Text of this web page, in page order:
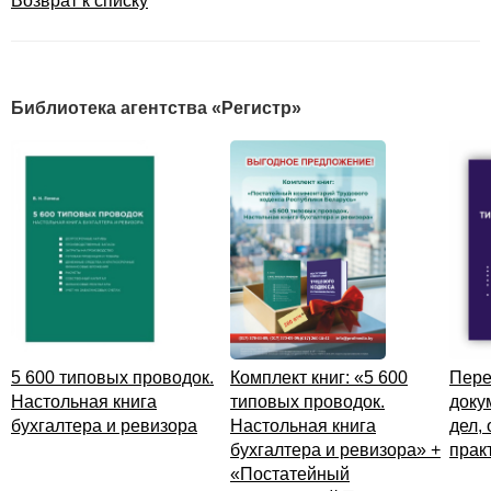
...
КРАТКОСРОЧНАЯ АРЕНДА
АРЕНДА АКТИВОВ С НИЗКОЙ СТОИМОСТЬЮ
ПРИМЕР 1.Оценка аренды с низкой стоимостью
Оценка
...
Библиотека агентства «Регистр»
5 600 типовых проводок.
Настольная книга
бухгалтера и ревизора
Комплект книг: «5 600
типовых проводок.
Настольная книга
бухгалтера и ревизора» +
«Постатейный
дел,